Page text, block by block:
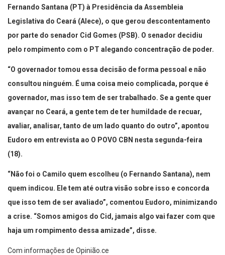
Fernando Santana (PT) à Presidência da Assembleia
Legislativa do Ceará (Alece), o que gerou descontentamento
por parte do senador Cid Gomes (PSB). O senador decidiu
pelo rompimento com o PT alegando concentração de poder.
“O governador tomou essa decisão de forma pessoal e não
consultou ninguém. É uma coisa meio complicada, porque é
governador, mas isso tem de ser trabalhado. Se a gente quer
avançar no Ceará, a gente tem de ter humildade de recuar,
avaliar, analisar, tanto de um lado quanto do outro”, apontou
Eudoro em entrevista ao O POVO CBN nesta segunda-feira
(18).
“Não foi o Camilo quem escolheu (o Fernando Santana), nem
quem indicou. Ele tem até outra visão sobre isso e concorda
que isso tem de ser avaliado”, comentou Eudoro, minimizando
a crise. “Somos amigos do Cid, jamais algo vai fazer com que
haja um rompimento dessa amizade”, disse.
Com informações de Opinião.ce